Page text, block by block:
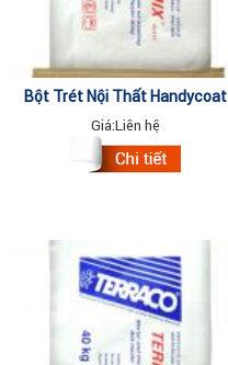
Bột Trét Nội Thất Handycoat
63110 (thùng) 25kg
Giá:Liên hệ